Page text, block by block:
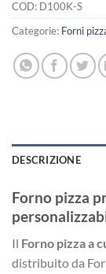
COD: D100K-S
Categorie: Forni
DESCRIZIONE
Forno pizza
Il Forno pizza a
distribuito da